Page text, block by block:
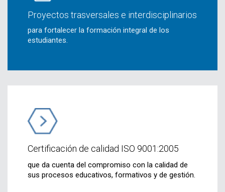
Proyectos trasversales e interdisciplinarios
para fortalecer la formación integral de los
estudiantes.
Certificación de calidad ISO 9001:2005
que da cuenta del compromiso con la calidad de
sus procesos educativos, formativos y de gestión.